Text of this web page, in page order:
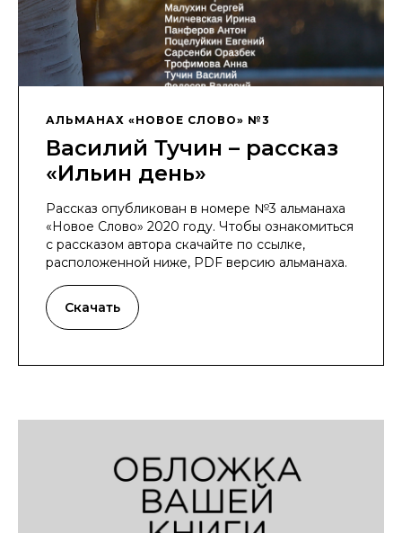
АЛЬМАНАХ «НОВОЕ СЛОВО» №3
Василий Тучин – рассказ
«Ильин день»
Рассказ опубликован в номере №3 альманаха
«Новое Слово» 2020 году. Чтобы ознакомиться
с рассказом автора скачайте по ссылке,
расположенной ниже, PDF версию альманаха.
Скачать